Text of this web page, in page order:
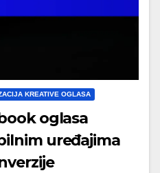
KREATIVE OGLASA
oglasa
uređajima